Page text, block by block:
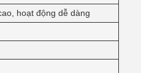
hoạt động dễ dàng